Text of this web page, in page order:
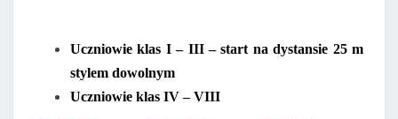
Uczniowie klas I – III – start na dystansie 25 m
stylem dowolnym
Uczniowie klas IV – VIII